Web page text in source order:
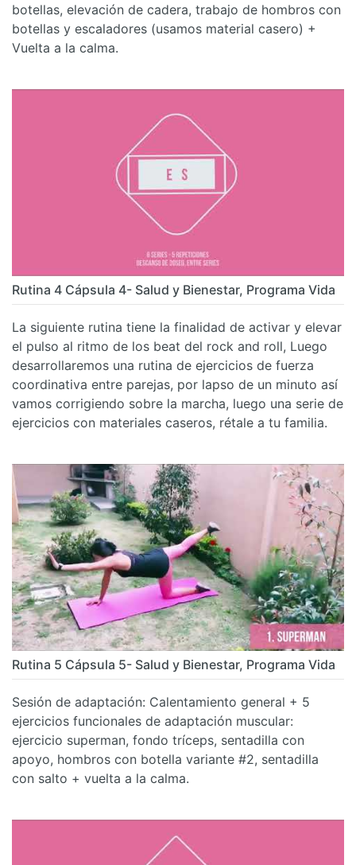
botellas, elevación de cadera, trabajo de hombros con
botellas y escaladores (usamos material casero) +
Vuelta a la calma.
Rutina 4 Cápsula 4- Salud y Bienestar, Programa Vida
La siguiente rutina tiene la finalidad de activar y elevar
el pulso al ritmo de los beat del rock and roll, Luego
desarrollaremos una rutina de ejercicios de fuerza
coordinativa entre parejas, por lapso de un minuto así
vamos corrigiendo sobre la marcha, luego una serie de
ejercicios con materiales caseros, rétale a tu familia.
Rutina 5 Cápsula 5- Salud y Bienestar, Programa Vida
Sesión de adaptación: Calentamiento general + 5
ejercicios funcionales de adaptación muscular:
ejercicio superman, fondo tríceps, sentadilla con
apoyo, hombros con botella variante #2, sentadilla
con salto + vuelta a la calma.